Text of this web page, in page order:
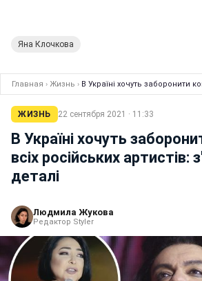
Яна Клочкова
Главная › Жизнь › В Україні хочуть заборонити
ЖИЗНЬ 22 сентября 2021 · 11:33
В Україні хочуть
всіх російських артистів:
деталі
Людмила Жукова
Редактор Styler